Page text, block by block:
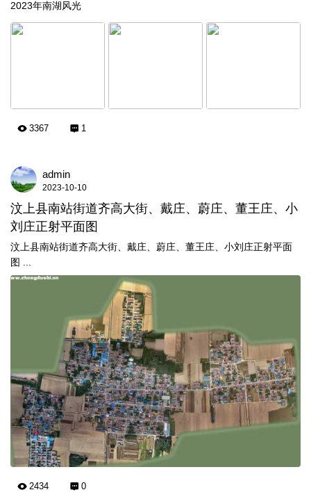
2023年南湖风光
3367 1
admin
2023-10-10
汶上县南站街道齐高大街、戴庄、蔚庄、董王庄、小
刘庄正射平面图
汶上县南站街道齐高大街、戴庄、蔚庄、董王庄、小刘庄正射平面
图 ...
2434 0